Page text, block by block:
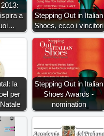
a
Stepping Out in Italian
Shoes, ecco i vincitori
la
per
Stepping Out in Italian
Shoes Awards -
nomination